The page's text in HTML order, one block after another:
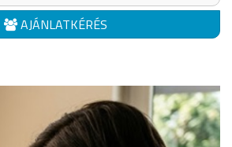
AJÁNLATKÉRÉS